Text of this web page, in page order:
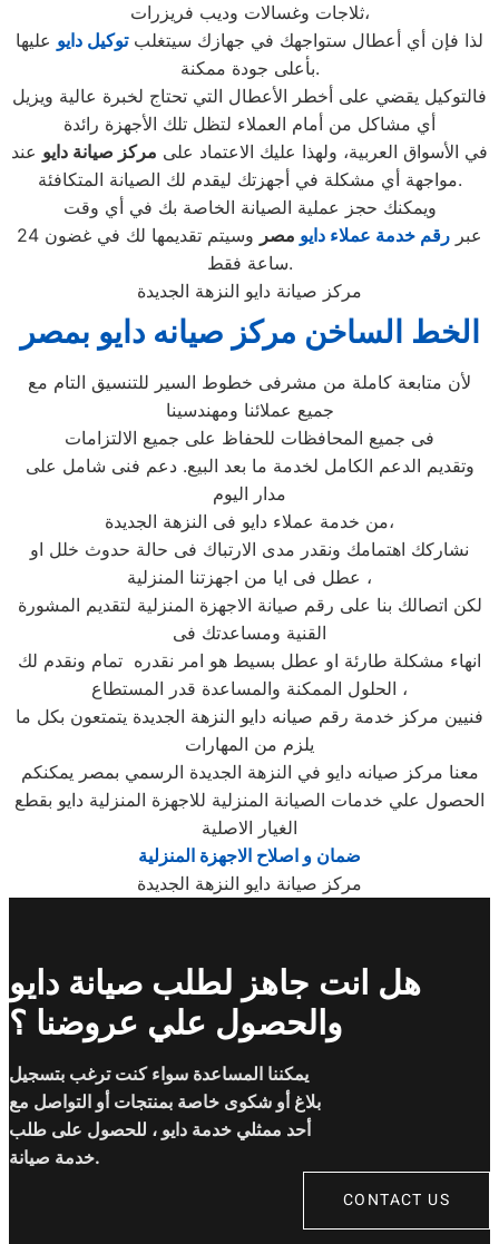
ثلاجات وغسالات وديب فريزرات،
لذا فإن أي أعطال ستواجهك في جهازك سيتغلبتوكيل دايو عليها
بأعلى جودة ممكنة.
فالتوكيل يقضي على أخطر الأعطال التي تحتاج لخبرة عالية ويزيل
أي مشاكل من أمام العملاء لتظل تلك الأجهزة رائدة
في الأسواق العربية، ولهذا عليك الاعتماد على مركز صيانة دايو عند
مواجهة أي مشكلة في أجهزتك ليقدم لك الصيانة المتكافئة.
ويمكنك حجز عملية الصيانة الخاصة بك في أي وقت
عبر رقم خدمة عملاء دايو مصر
وسيتم تقديمها لك في غضون 24
ساعة فقط.
مركز صيانة دايو النزهة الجديدة
الخط الساخن مركز صيانه دايو بمصر
لأن متابعة كاملة من مشرفى خطوط السير للتنسيق التام مع
جميع عملائنا ومهندسينا
فى جميع المحافظات للحفاظ على جميع الالتزامات
وتقديم الدعم الكامل لخدمة ما بعد البيع. دعم فنى شامل على
مدار اليوم
من خدمة عملاء دايو فى النزهة الجديدة،
نشاركك اهتمامك ونقدر مدى الارتباك فى حالة حدوث خلل او
عطل فى ايا من اجهزتنا المنزلية ،
لكن اتصالك بنا على رقم صيانة الاجهزة المنزلية لتقديم المشورة
القنية ومساعدتك فى
انهاء مشكلة طارئة او عطل بسيط هو امر نقدره تمام ونقدم لك
الحلول الممكنة والمساعدة قدر المستطاع ،
فنيين مركز خدمة رقم صيانه دايو النزهة الجديدة يتمتعون بكل ما
يلزم من المهارات
معنا مركز صيانه دايو في النزهة الجديدة الرسمي بمصر يمكنكم
الحصول علي خدمات الصيانة المنزلية للاجهزة المنزلية دايو بقطع
الغيار الاصلية
ضمان و اصلاح الاجهزة المنزلية
مركز صيانة دايو النزهة الجديدة
هل انت جاهز لطلب صيانة دايو
والحصول علي عروضنا ؟
يمكننا المساعدة سواء كنت ترغب بتسجيل
بلاغ أو شكوى خاصة بمنتجات أو التواصل مع
أحد ممثلي خدمة دايو ، للحصول على طلب
خدمة صيانة.
CONTACT US